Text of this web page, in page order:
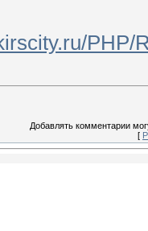
PHP/
Добавлять комментарии
[